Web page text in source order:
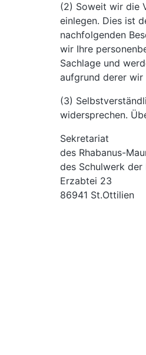
(2) Soweit wir die
einlegen. Dies ist
nachfolgenden
wir Ihre
Sachlage und
aufgrund derer
(3)
widersprechen.
Sekretariat
des Rhabanus-
des Schulwerk
Erzabtei 23
86941 St.Ottilien